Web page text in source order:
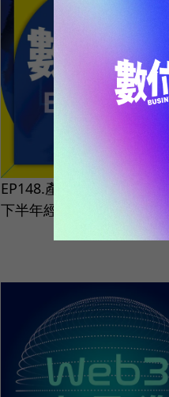
EP148.產學研專家為何看
下半年經營環境？